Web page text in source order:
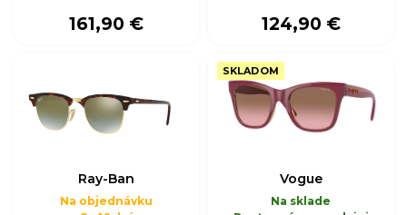
161,90 € 124,90 €
Ray-Ban
Na objednávku
SKLADOM
Vogue
Na sklade